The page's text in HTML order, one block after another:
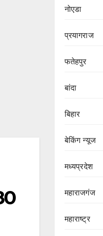
नोएडा
प्रयागराज
फतेहपुर
बांदा
बिहार
बेकिंग न्यूज
मध्यप्रदेश
महाराजगंज
महाराष्ट्र